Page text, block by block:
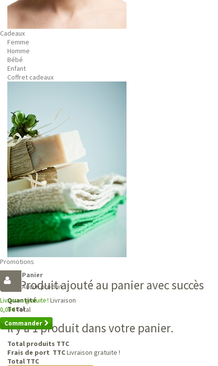
Cadeaux
Femme
Homme
Bébé
Enfant
Coffret cadeaux
Promotions
Panier
Aucun produit
Livraison gratuite ! Livraison
0,00 €Total
Commander
Produit ajouté au panier avec succès
Quantité
Total
Il y a 1 produit dans votre panier.
Total produits TTC
Frais de port TTCLivraison gratuite !
Total TTC